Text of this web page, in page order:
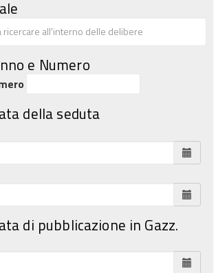
e Numero
della seduta
di pubblicazione in Gazz.